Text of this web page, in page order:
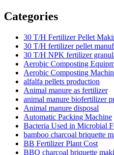
Categories
30 T/H Fertilizer Pellet
30 T/H fertilizer pellet
30 T/H NPK fertilizer
Aerobic Composting
Aerobic Composting
alfalfa pellets production
Animal manure as fertilizer
animal manure biofertilizer
Animal manure disposal
Automatic Packing Machine
Bacteria Used in Microbial
bamboo charcoal briquette
BB Fertilizer Plant Cost
BBQ charcoal briquette